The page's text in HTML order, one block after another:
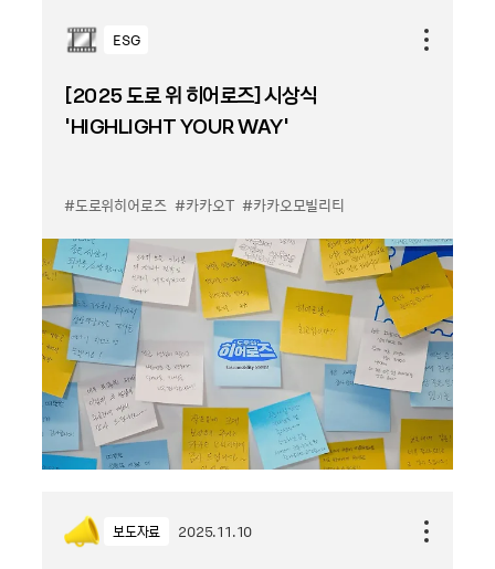
ESG
[2025 도로 위 히어로즈] 시상식
‘HIGHLIGHT YOUR WAY’
#도로위히어로즈 #카카오T #카카오모빌리티
보도자료 2025.11.10